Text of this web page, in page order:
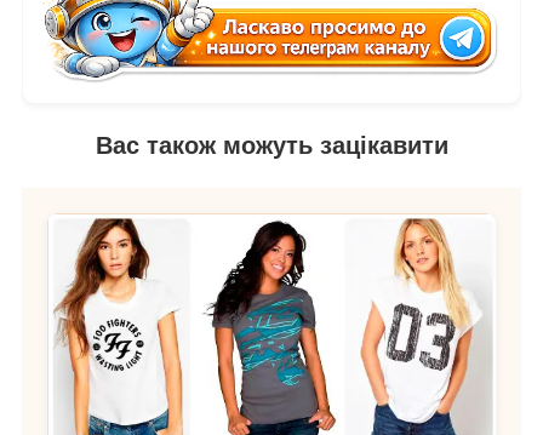
Вас також можуть зацікавити